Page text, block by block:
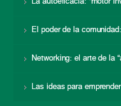
El poder de la
Networking: el arte de la
Las ideas para